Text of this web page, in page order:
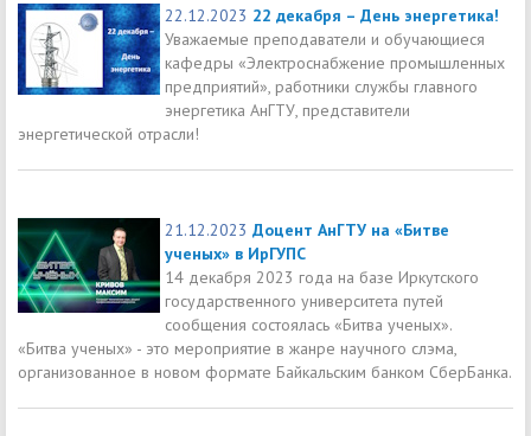
22.12.2023 22 декабря – День энергетика!
Уважаемые преподаватели и обучающиеся
кафедры «Электроснабжение промышленных
предприятий», работники службы главного
энергетика АнГТУ, представители
энергетической отрасли!
21.12.2023 Доцент АнГТУ на «Битве
ученых» в ИрГУПС
14 декабря 2023 года на базе Иркутского
государственного университета путей
сообщения состоялась «Битва ученых».
«Битва ученых» - это мероприятие в жанре научного слэма,
организованное в новом формате Байкальским банком СберБанка.